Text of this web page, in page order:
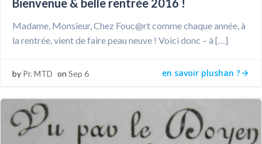
Bienvenue & belle rentrée 2016 !
Madame, Monsieur, Chez Fouc@rt comme chaque année, à
la rentrée, vient de faire peau neuve ! Voici donc – à […]
by Pr. MTD on Sep 6 en savoir plushan ?